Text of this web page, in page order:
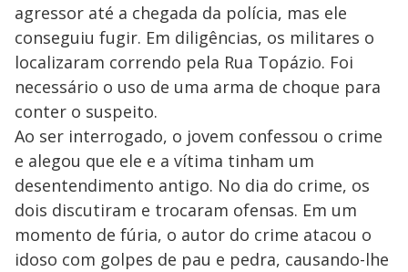
agressor até a chegada da polícia, mas ele
conseguiu fugir. Em diligências, os militares o
localizaram correndo pela Rua Topázio. Foi
necessário o uso de uma arma de choque para
conter o suspeito.
Ao ser interrogado, o jovem confessou o crime
e alegou que ele e a vítima tinham um
desentendimento antigo. No dia do crime, os
dois discutiram e trocaram ofensas. Em um
momento de fúria, o autor do crime atacou o
idoso com golpes de pau e pedra, causando-lhe